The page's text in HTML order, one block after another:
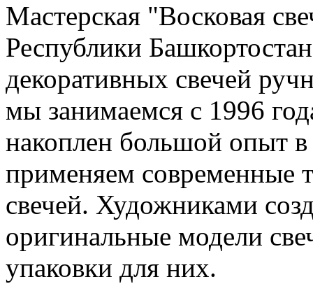
Мастерская "Восковая
Республики
декоративных свечей
мы занимаемся с 1996
накоплен большой опыт
применяем современные
свечей. Художниками
оригинальные модели
упаковки для них.